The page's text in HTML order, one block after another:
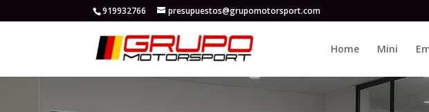
919932766 presupuestos@grupomotorsport.com
Home Mini